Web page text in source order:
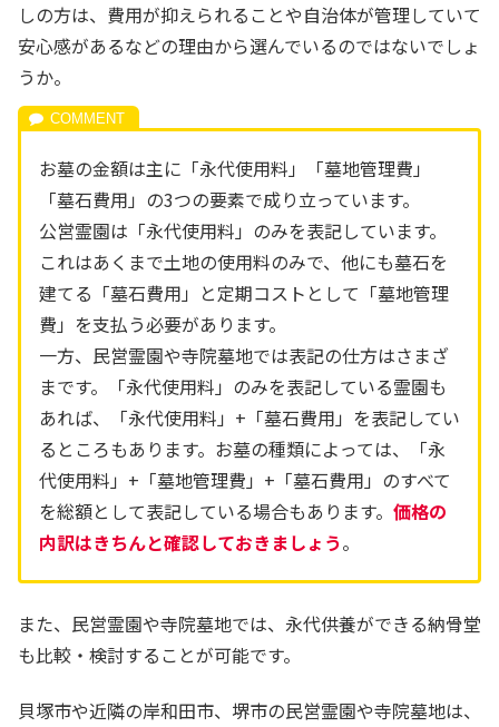
しの方は、費用が抑えられることや自治体が管理していて
安心感があるなどの理由から選んでいるのではないでしょ
うか。
お墓の金額は主に「永代使用料」「墓地管理費」
「墓石費用」の3つの要素で成り立っています。
公営霊園は「永代使用料」のみを表記しています。
これはあくまで土地の使用料のみで、他にも墓石を
建てる「墓石費用」と定期コストとして「墓地管理
費」を支払う必要があります。
一方、民営霊園や寺院墓地では表記の仕方はさまざ
まです。「永代使用料」のみを表記している霊園も
あれば、「永代使用料」+「墓石費用」を表記してい
るところもあります。お墓の種類によっては、「永
代使用料」+「墓地管理費」+「墓石費用」のすべて
を総額として表記している場合もあります。 価格の
内訳はきちんと確認しておきましょう。
また、民営霊園や寺院墓地では、永代供養ができる納骨堂
も比較・検討することが可能です。
貝塚市や近隣の岸和田市、堺市の民営霊園や寺院墓地は、